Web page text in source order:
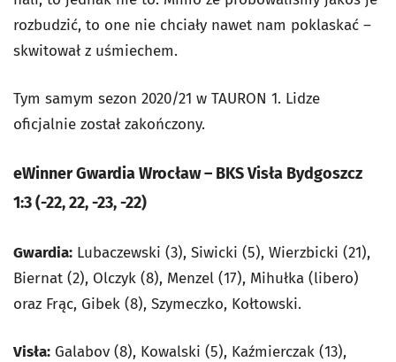
rozbudzić, to one nie chciały nawet nam poklaskać –
skwitował z uśmiechem.
Tym samym sezon 2020/21 w TAURON 1. Lidze
oficjalnie został zakończony.
eWinner Gwardia Wrocław – BKS Visła Bydgoszcz
1:3 (-22, 22, -23, -22)
Gwardia: Lubaczewski (3), Siwicki (5), Wierzbicki (21),
Biernat (2), Olczyk (8), Menzel (17), Mihułka (libero)
oraz Frąc, Gibek (8), Szymeczko, Kołtowski.
Visła: Galabov (8), Kowalski (5), Kaźmierczak (13),